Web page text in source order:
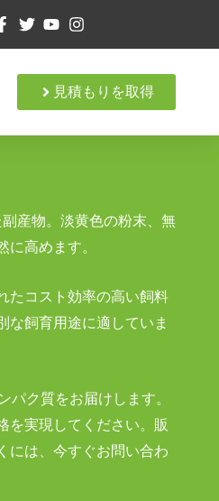
見積もりを取得
産物。淡黄色の粉末、無
高めます。
たコスト効率の高い飼料
な飼育用途に適していま
パク質をお届けします。
を実現してください。販
には、今すぐお問い合わ